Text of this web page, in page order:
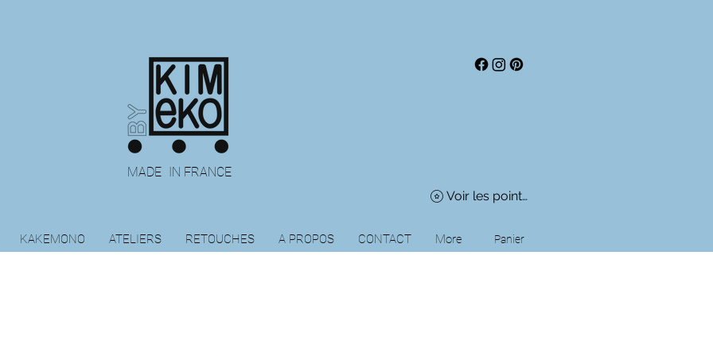
MADE IN FRANCE
Voir les points
KAKEMONO ATELIERS RETOUCHES A PROPOS CONTACT More Panier